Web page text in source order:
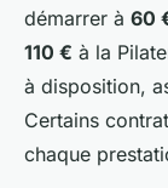
démarrer à 60
110 € à la
à disposition,
Certains
chaque